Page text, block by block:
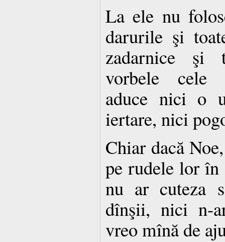
La ele nu
darurile şi
zadarnice şi
vorbele cele
aduce nici o
iertare, nici
Chiar dacă
pe rudele lor în
nu ar cuteza
dînşii, nici n-
vreo mînă de